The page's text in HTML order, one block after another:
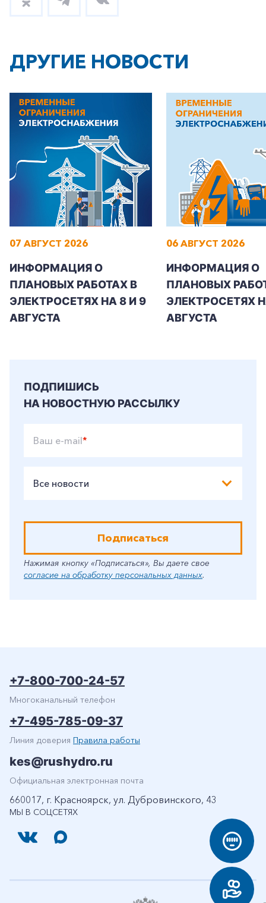
+7-800-700-24-57
Заказать обратный звонок
Частным клиентам
Корпоративным клиентам
ДРУГИЕ НОВОСТИ
07 АВГУСТ 2026
ИНФОРМАЦИЯ О
ПЛАНОВЫХ РАБОТАХ В
ЭЛЕКТРОСЕТЯХ НА 8 И 9
АВГУСТА
06 АВГУСТ 2026
ИНФОРМАЦИЯ О
ПЛАНОВЫХ
ЭЛЕКТРОСЕТЯХ
АВГУСТА
ПОДПИШИСЬ
НА НОВОСТНУЮ РАССЫЛКУ
Ваш e-mail*
Все новости
Подписаться
Нажимая кнопку «Подписаться», Вы даете свое
согласие на обработку персональных данных.
МЫ В СОЦСЕТЯХ
+7-800-700-24-57
Многоканальный телефон
+7-495-785-09-37
Линия доверия Правила работы
kes@rushydro.ru
Официальная электронная почта
660017, г. Красноярск, ул. Дубровинского, 43